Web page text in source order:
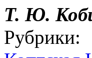
Т. Ю.
Рубрики: